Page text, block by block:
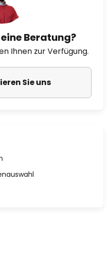
Beratung?
Ihnen zur Verfügung.
Sie uns